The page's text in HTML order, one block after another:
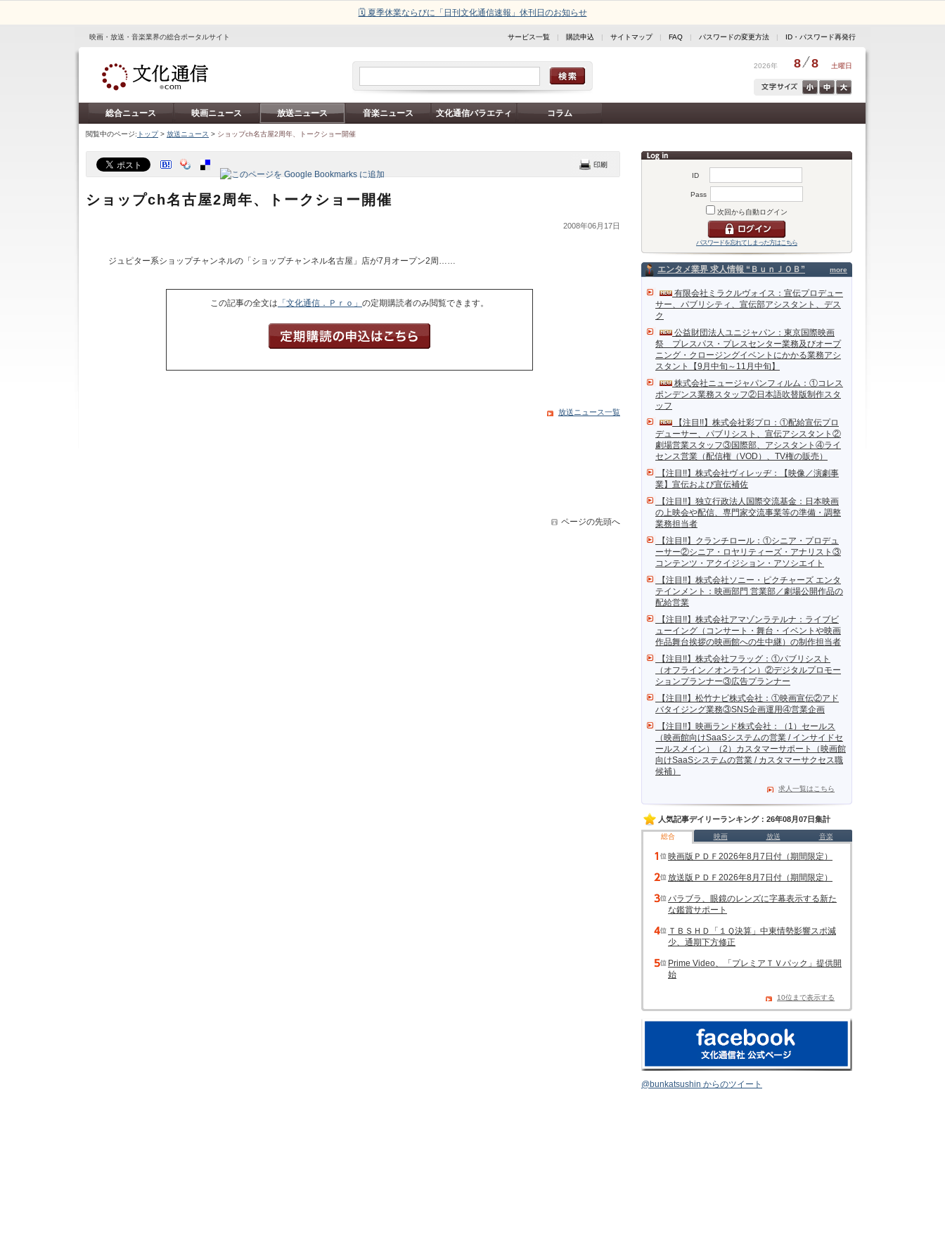
🗓️ 夏季休業ならびに「日刊文化通信速報」休刊日のお知らせ
映画・放送・音楽業界の総合ポータルサイト サービス一覧 | 購読申込 | サイトマップ| FAQ | パスワードの変更方法 | ID・パスワード再発行
2026年 8 8 土曜日
総合ニュース 映画ニュース 放送ニュース 音楽ニュース 文化通信バラエティ コラム
閲覧中のページ: トップ> 放送ニュース > ショップch名古屋2周年、トークショー開催
ID
Pass
次回から自動ログイン
パスワードを忘れてしまった方はこちら
more
エンタメ業界 求人情報 “ＢｕｎＪＯＢ”
有限会社ミラクルヴォイス：宣伝プロデュー
サー、パブリシティ、宣伝部アシスタント、デス
ク
公益財団法人ユニジャパン：東京国際映画
祭 プレスパス・プレスセンター業務及びオープ
ニング・クロージングイベントにかかる業務アシ
スタント【9月中旬～11月中旬】
株式会社ニュージャパンフィルム：①コレス
ポンデンス業務スタッフ②日本語吹替版制作スタ
ッフ
【注目!!】株式会社彩プロ：①配給宣伝プロ
デューサー、パブリシスト、宣伝アシスタント②
劇場営業スタッフ③国際部、アシスタント④ライ
センス営業（配信権（VOD）、TV権の販売）
【注目!!】株式会社ヴィレッヂ：【映像／演劇事
業】宣伝および宣伝補佐
【注目!!】独立行政法人国際交流基金：日本映画
の上映会や配信、専門家交流事業等の準備・調整
業務担当者
【注目!!】クランチロール：①シニア・プロデュ
ーサー②シニア・ロヤリティーズ・アナリスト③
コンテンツ・アクイジション・アソシエイト
【注目!!】株式会社ソニー・ピクチャーズ エンタ
テインメント：映画部門 営業部／劇場公開作品の
配給営業
【注目!!】株式会社アマゾンラテルナ：ライブビ
ューイング（コンサート・舞台・イベントや映画
作品舞台挨拶の映画館への生中継）の制作担当者
【注目!!】株式会社フラッグ：①パブリシスト
（オフライン／オンライン）②デジタルプロモー
ションプランナー③広告プランナー
【注目!!】松竹ナビ株式会社：①映画宣伝②アド
バタイジング業務③SNS企画運用④営業企画
【注目!!】映画ランド株式会社：（1）セールス
（映画館向けSaaSシステムの営業 / インサイドセ
ールスメイン）（2）カスタマーサポート（映画館
向けSaaSシステムの営業 / カスタマーサクセス職
候補）
求人一覧はこちら
人気記事デイリーランキング：26年08月07日集計
総合 映画 放送 音楽
映画版ＰＤＦ2026年8月7日付（期間限定）
放送版ＰＤＦ2026年8月7日付（期間限定）
パラブラ、眼鏡のレンズに字幕表示する新た
な鑑賞サポート
ＴＢＳＨＤ「１Ｑ決算」中東情勢影響スポ減
少、通期下方修正
Prime Video、「プレミアＴＶパック」提供開
始
10位まで表示する
@bunkatsushin からのツイート
ショップch名古屋2周年、トークショー開催
2008年06月17日
ジュピター系ショップチャンネルの「ショップチャンネル名古屋」店が7月オープン2周……
この記事の全文は 「文化通信．Ｐｒｏ」 の定期購読者のみ閲覧できます。
放送ニュース一覧
ページの先頭へ